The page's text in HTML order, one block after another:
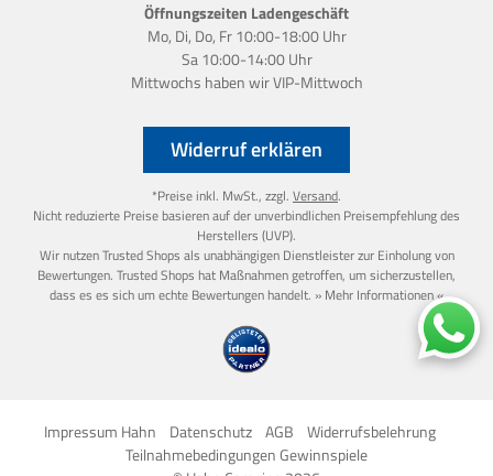
Widerruf erklären
*Preise inkl. MwSt., zzgl. Versand.
Nicht reduzierte Preise basieren auf der unverbindlichen Preisempfehlung des
Herstellers (UVP).
Wir nutzen Trusted Shops als unabhängigen Dienstleister zur Einholung von
Bewertungen. Trusted Shops hat Maßnahmen getroffen, um sicherzustellen,
dass es es sich um echte Bewertungen handelt. » Mehr Informationen «
Öffnungszeiten Ladengeschäft
Mo, Di, Do, Fr 10:00-18:00 Uhr
Sa 10:00-14:00 Uhr
Mittwochs haben wirVIP-Mittwoch
Impressum Hahn Datenschutz AGB
Widerrufsbelehrung
Teilnahmebedingungen Gewinnspiele